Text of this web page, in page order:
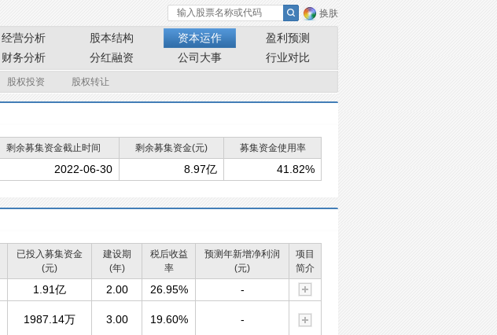
换肤
经营分析 股本结构 资本运作
盈利预测
财务分析 分红融资 公司大事 行业对比
股权投资 股权转让
剩余募集资金截止时间 剩余募集资金(元) 募集资金使用率
2022-06-30 8.97亿 41.82%
已投入募集资金
(元)
建设期
(年)
税后收益
率
预测年新增净利润
(元)
项目
简介
1.91亿 2.00 26.95% -
1987.14万 3.00 19.60% -